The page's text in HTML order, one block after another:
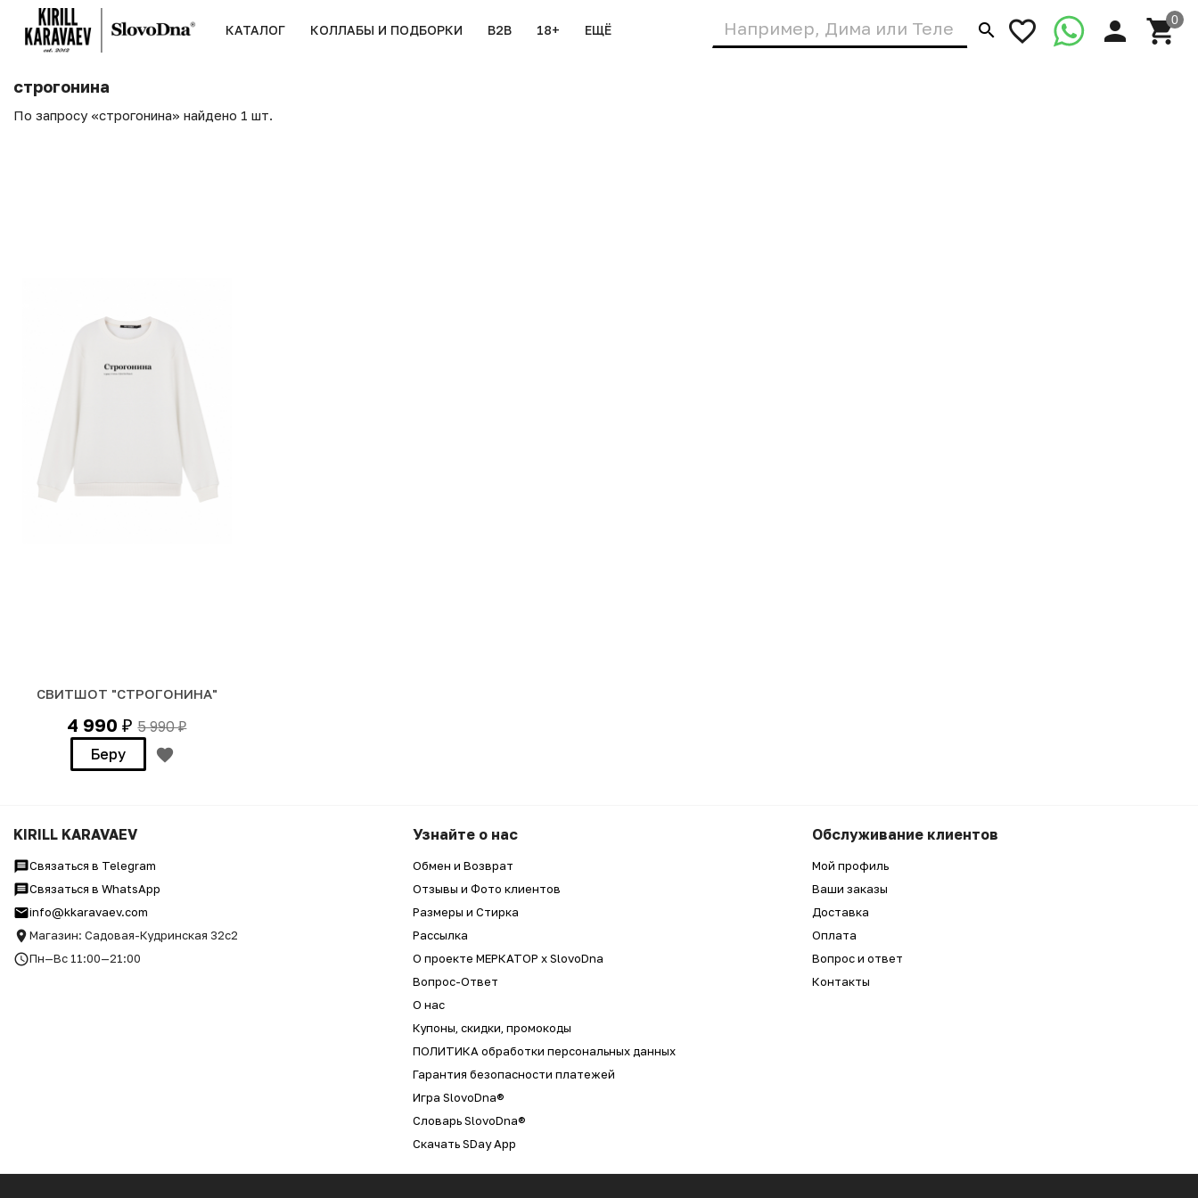
КАТАЛОГ КОЛЛАБЫ И ПОДБОРКИ B2B 18+ ЕЩЁ
строгонина
По запросу «строгонина» найдено 1 шт.
СВИТШОТ "СТРОГОНИНА"
4 990₽ 5 990₽
Беру
KIRILL KARAVAEV
Связаться в Telegram
Связаться в WhatsApp
info@kkaravaev.com
Магазин: Садовая-Кудринская 32с2
Пн—Вс 11:00—21:00
Узнайте о нас
Обмен и Возврат
Отзывы и Фото клиентов
Размеры и Стирка
Рассылка
О проекте МЕРКАТОР x SlovoDna
Вопрос-Ответ
О нас
Купоны, скидки, промокоды
ПОЛИТИКА обработки персональных данных
Гарантия безопасности платежей
Игра SlovoDna®
Словарь SlovoDna®
Скачать SDay App
Обслуживание клиентов
Мой профиль
Ваши заказы
Доставка
Оплата
Вопрос и ответ
Контакты